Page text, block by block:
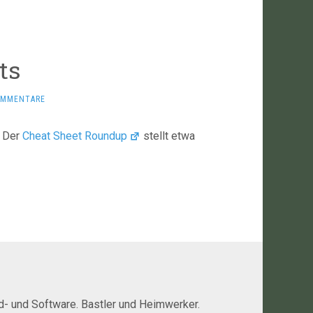
Cheat Sheet Roundup stellt etwa
und Software. Bastler und Heimwerker.